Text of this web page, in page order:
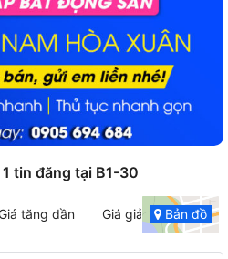
tin đăng tại B1-30
Giá tăng dần Giá giảm dầnBản đồ